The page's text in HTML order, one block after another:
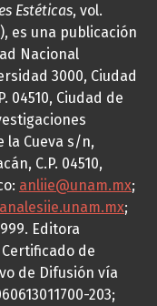
Estéticas, vol.
es una publicación
Nacional
3000, Ciudad
04510, Ciudad de
la Cueva s/n,
C.P. 04510,
anliie@unam.mx;
;
Editora
de
de Difusión vía
203;